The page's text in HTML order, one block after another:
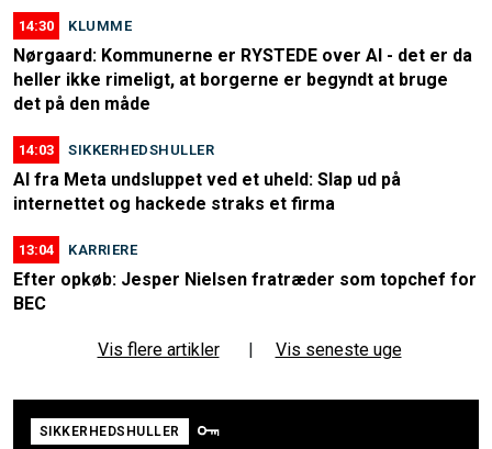
14:30 KLUMME
Nørgaard: Kommunerne er RYSTEDE over AI - det er da
heller ikke rimeligt, at borgerne er begyndt at bruge
det på den måde
14:03 SIKKERHEDSHULLER
AI fra Meta undsluppet ved et uheld: Slap ud på
internettet og hackede straks et firma
13:04 KARRIERE
Efter opkøb: Jesper Nielsen fratræder som topchef for
BEC
Vis flere artikler | Vis seneste uge
SIKKERHEDSHULLER